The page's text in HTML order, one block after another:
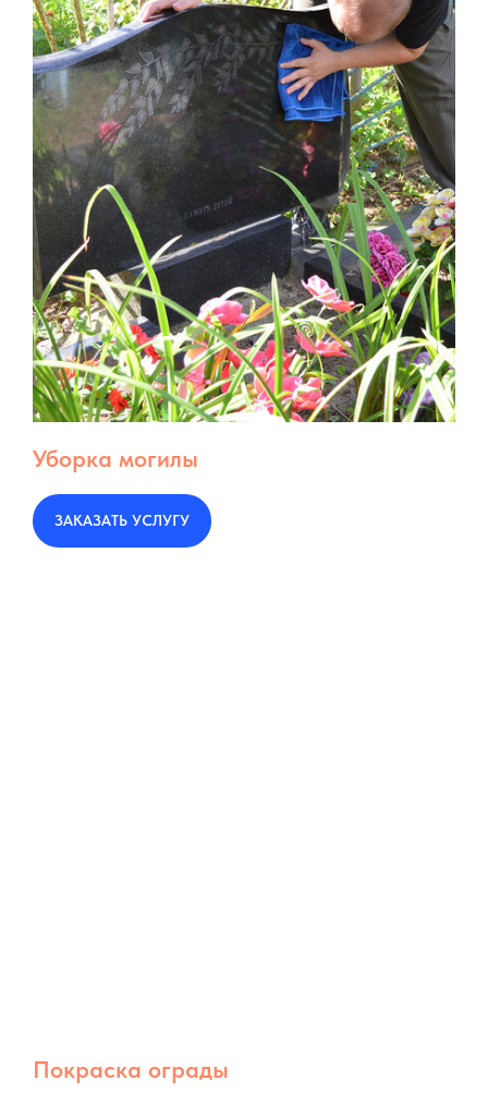
Уборка могилы
ЗАКАЗАТЬ УСЛУГУ
Покраска ограды